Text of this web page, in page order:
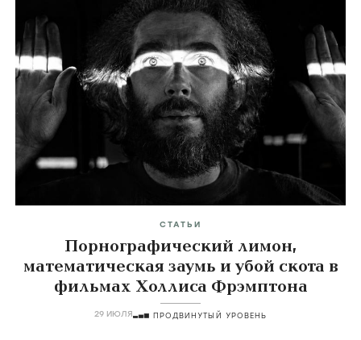
СТАТЬИ
Порнографический лимон,
математическая заумь и убой скота в
фильмах Холлиса Фрэмптона
29 ИЮЛЯ ПРОДВИНУТЫЙ УРОВЕНЬ